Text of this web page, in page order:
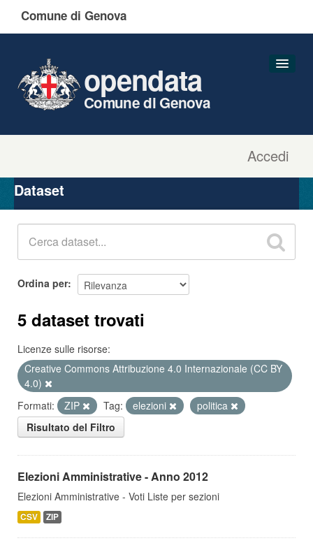
Comune di Genova
Accedi
opendata
Comune di Genova
Organizzazioni
Gruppi
Dataset
Ordina per
5 dataset trovati
Licenze sulle risorse:
Creative Commons Attribuzione 4.0 Internazionale (CC BY
4.0)
Formati:
ZIP Tag: elezioni
politica
Risultato del Filtro
Elezioni Amministrative - Anno 2012
Elezioni Amministrative - Voti Liste per sezioni
CSV ZIP